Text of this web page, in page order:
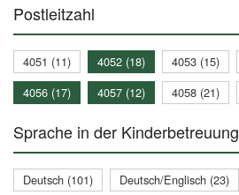
Postleitzahl
4051 (11) 4052 (18) 4053 (15)
4056 (17)
4057 (12) 4058 (21)
Sprache in der Kinderbetreuung
Deutsch (101)
Deutsch/Englisch (23)